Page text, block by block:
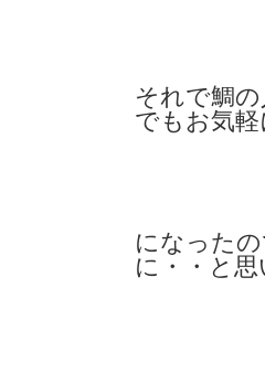
それで鯛
でもお気
になった
に・・と